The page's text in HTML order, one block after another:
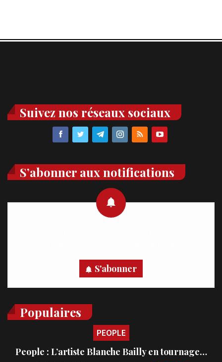
Suivez nos réseaux sociaux
S’abonner aux notifications
S'abonner
Populaires
PEOPLE
People : L’artiste Blanche Bailly en tournage…